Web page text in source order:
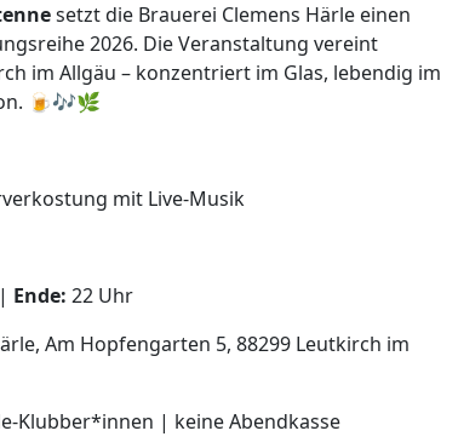
setzt die Brauerei Clemens Härle einen
2026. Die Veranstaltung vereint
im Allgäu – konzentriert im Glas, lebendig im
🍺🎶🌿
mit Live-Musik
Ende: 22 Uhr
Am Hopfengarten 5, 88299 Leutkirch im
Klubber*innen | keine Abendkasse